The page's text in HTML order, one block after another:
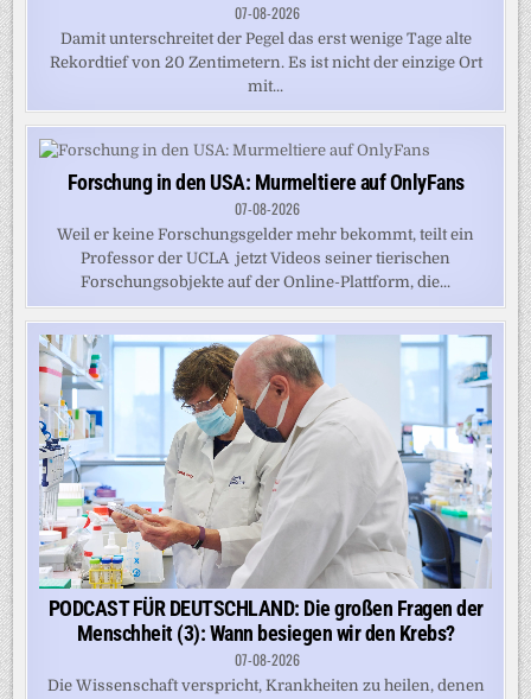
07-08-2026
Damit unterschreitet der Pegel das erst wenige Tage alte
Rekordtief von 20 Zentimetern. Es ist nicht der einzige Ort
mit...
Forschung in den USA: Murmeltiere auf OnlyFans
07-08-2026
Weil er keine Forschungsgelder mehr bekommt, teilt ein
Professor der UCLA jetzt Videos seiner tierischen
Forschungsobjekte auf der Online-Plattform, die...
PODCAST FÜR DEUTSCHLAND: Die großen Fragen der
Menschheit (3): Wann besiegen wir den Krebs?
07-08-2026
Die Wissenschaft verspricht, Krankheiten zu heilen, denen